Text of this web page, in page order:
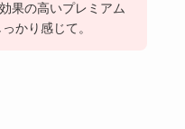
果の高いプレミアム
かり感じて。